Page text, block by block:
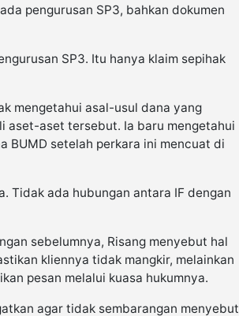
pengurusan SP3, bahkan dokumen
SP3. Itu hanya klaim sepihak
mengetahui asal-usul dana yang
aset-aset tersebut. Ia baru mengetahui
BUMD setelah perkara ini mencuat di
Tidak ada hubungan antara IF dengan
sebelumnya, Risang menyebut hal
kliennya tidak mangkir, melainkan
pesan melalui kuasa hukumnya.
agar tidak sembarangan menyebut